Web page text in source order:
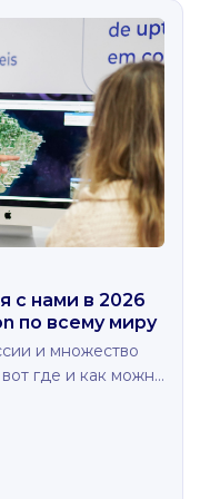
с нами в 2026
по всему миру
и множество
где и как можно